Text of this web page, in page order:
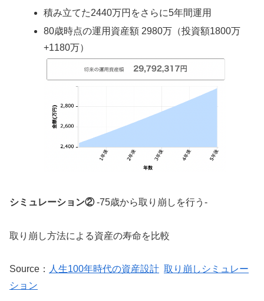
積み立てた2440万円をさらに5年間運用
80歳時点の運用資産額 2980万（投資額1800万
+1180万）
シミュレーション②-75歳から取り崩しを行う-
取り崩し方法による資産の寿命を比較
Source： 人生100年時代の資産設計 取り崩しシミュレー
ション